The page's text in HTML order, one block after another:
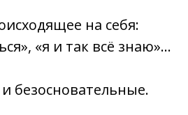
на себя:
«я и так всё знаю»…
безосновательные.